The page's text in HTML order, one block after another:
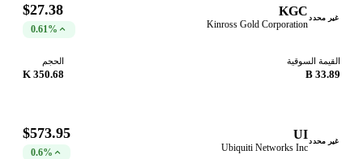
غير محدد KGC
Kinross Gold Corporation
$27.38
0.61%
القيمة السوقية
33.89 B
الحجم
350.68 K
غير محدد UI
Ubiquiti Networks Inc
$573.95
0.6%